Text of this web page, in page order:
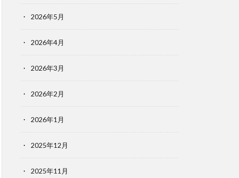
2026年5月
2026年4月
2026年3月
2026年2月
2026年1月
2025年12月
2025年11月